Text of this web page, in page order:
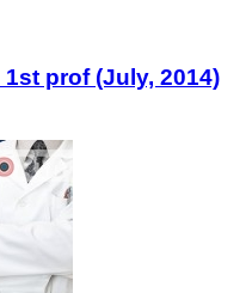
prof (July, 2014)